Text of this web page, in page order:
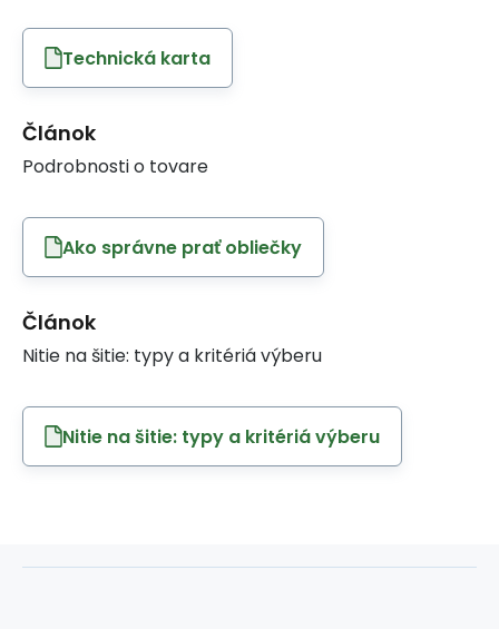
Technická karta
Článok
Podrobnosti o tovare
Ako správne prať obliečky
Článok
Nitie na šitie: typy a kritériá výberu
Nitie na šitie: typy a kritériá výberu